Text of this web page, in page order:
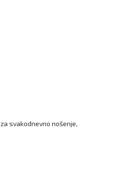
svakodnevno nošenje,